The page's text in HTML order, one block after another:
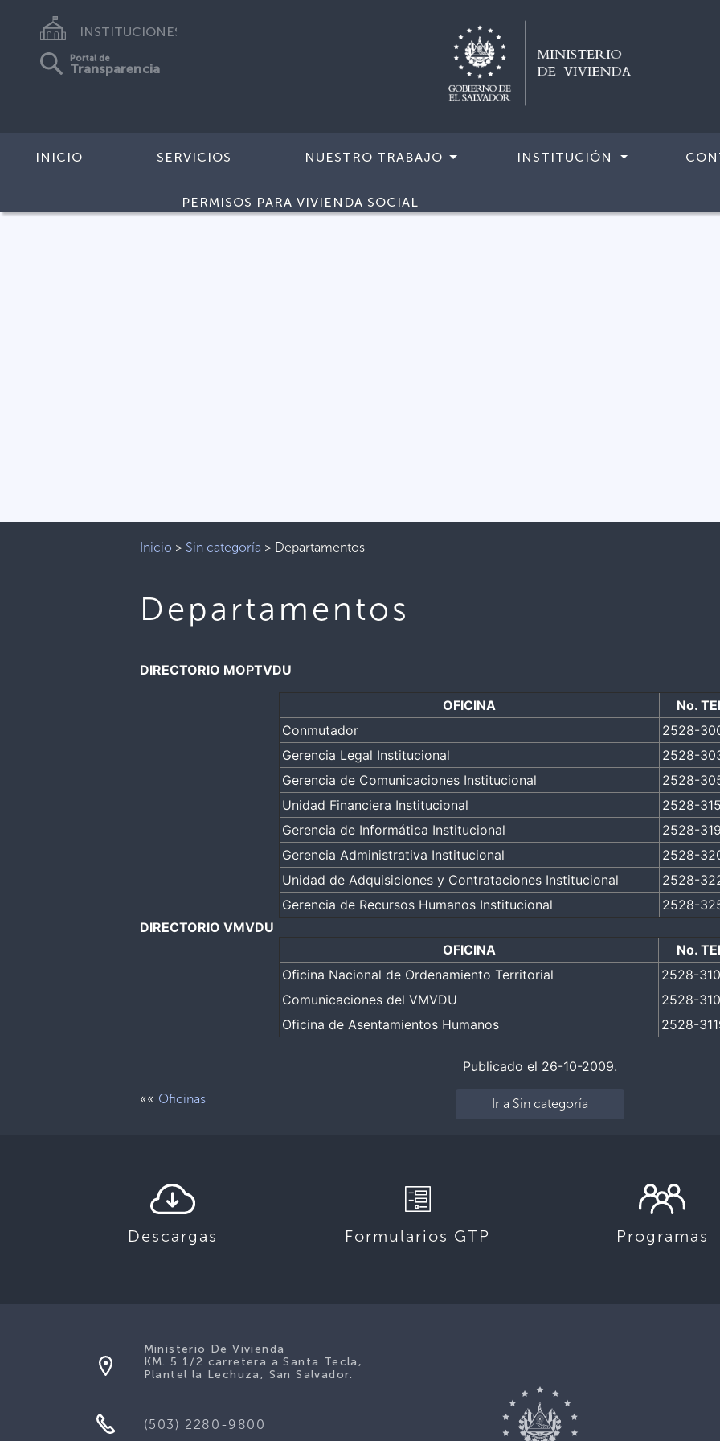
INSTITUCIONES
Portal de
Transparencia
INICIO SERVICIOS NUESTRO TRABAJO INSTITUCIÓN
PERMISOS PARA VIVIENDA SOCIAL
Inicio > Sin categoría > Departamentos
Departamentos
DIRECTORIO MOPTVDU
OFICINA
No.
Conmutador
2528-
Gerencia Legal Institucional
2528-
Gerencia de Comunicaciones Institucional
2528-
Unidad Financiera Institucional
2528-
Gerencia de Informática Institucional
2528-
Gerencia Administrativa Institucional
2528-
Unidad de Adquisiciones y Contrataciones Institucional
2528-
Gerencia de Recursos Humanos Institucional
2528-
DIRECTORIO VMVDU
OFICINA
No.
Oficina Nacional de Ordenamiento Territorial
2528-
Comunicaciones del VMVDU
2528-
Oficina de Asentamientos Humanos
2528-
Publicado el 26-10-2009.
«« Oficinas Ir a Sin categoría
Descargas Formularios GTP Programas
Ministerio De Vivienda
KM. 5 1/2 carretera a Santa Tecla,
Plantel la Lechuza, San Salvador.
(503) 2280-9800